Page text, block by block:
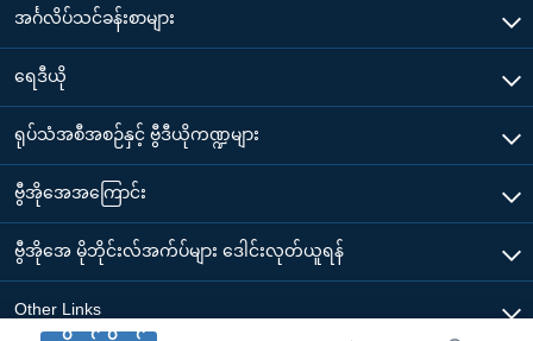
အင်္ဂလိပ်သင်ခန်းစာများ
ရေဒီယို
ရုပ်သံအစီအစဉ်နှင့် ဗွီဒီယိုကဏ္ဍများ
ဗွီအိုအေအကြောင်း
ဗွီအိုအေ မိုဘိုင်းလ်အက်ပ်များ ဒေါင်းလုတ်ယူရန်
Other Links